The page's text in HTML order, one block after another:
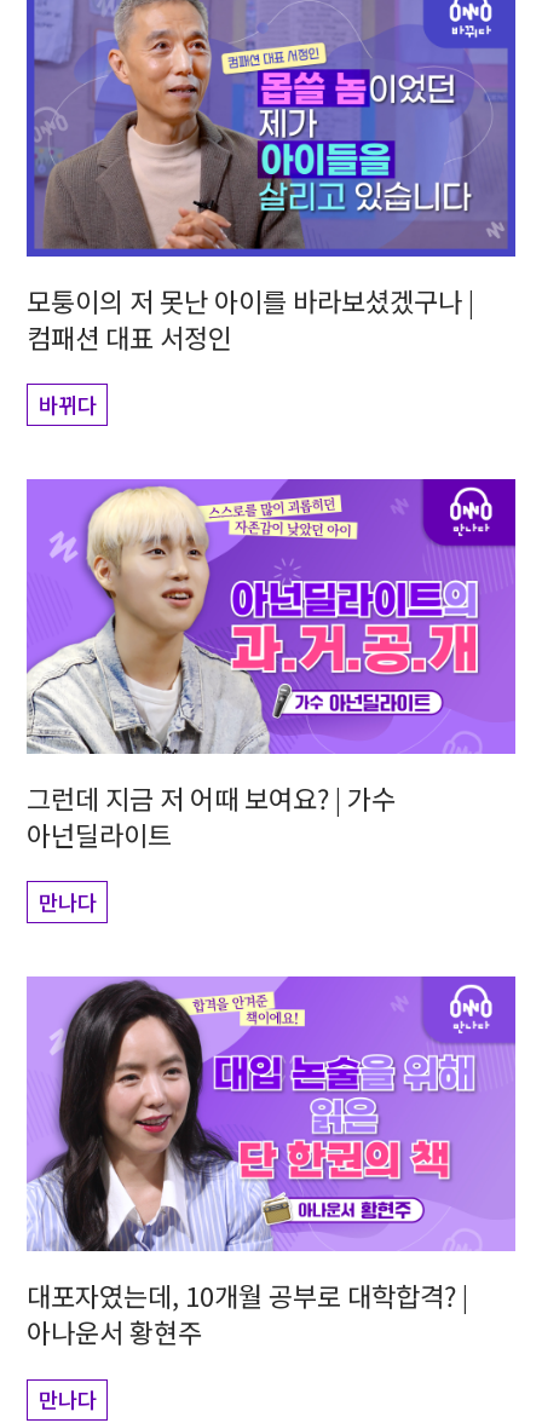
모퉁이의 저 못난 아이를 바라보셨겠구나 |
컴패션 대표 서정인
바뀌다
그런데 지금 저 어때 보여요? | 가수
아넌딜라이트
만나다
대포자였는데, 10개월 공부로 대학합격? |
아나운서 황현주
만나다